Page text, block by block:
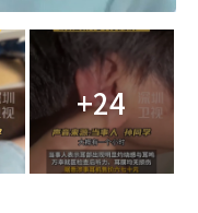
+24